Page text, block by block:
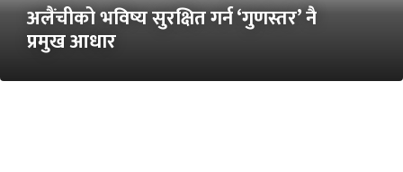
अलैंचीको भविष्य सुरक्षित गर्न ‘गुणस्तर’ नै
प्रमुख आधार